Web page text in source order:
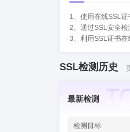
1、使用在线SSL
2、通过SSL安全
3、利用SSL证书
SSL检测历史
最新检测
检测目标